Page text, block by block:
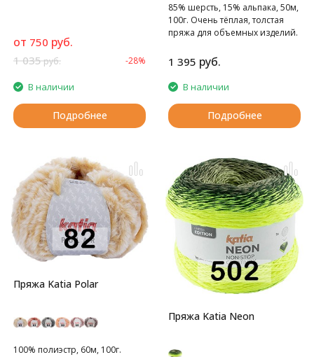
от 750 руб.
1 035руб. -28%
В наличии
Подробнее
85% шерсть, 15% альпака, 50м,
100г. Очень тёплая, толстая
пряжа для объемных изделий.
1 395 руб.
В наличии
Подробнее
Пряжа Katia Polar
100% полиэстр, 60м, 100г.
Пряжа Katia Neon